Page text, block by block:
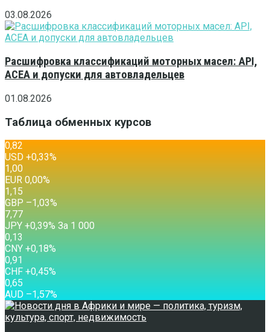
03.08.2026
Расшифровка классификаций моторных масел: API,
ACEA и допуски для автовладельцев
01.08.2026
Таблица обменных курсов
0,82
USD +0,33%
1,00
EUR 0,00%
1,15
GBP –1,03%
7,77
JPY +0,39% За 1 000
0,13
CNY +0,18%
0,91
CHF +0,45%
0,65
AUD –1,57%